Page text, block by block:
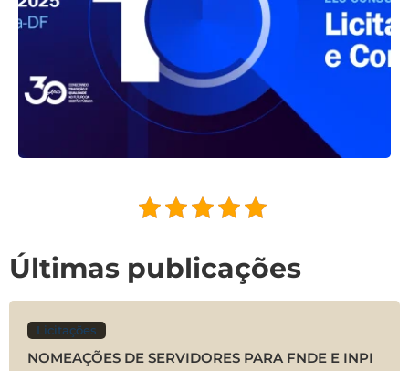
Últimas publicações
Licitações
NOMEAÇÕES DE SERVIDORES PARA FNDE E INPI